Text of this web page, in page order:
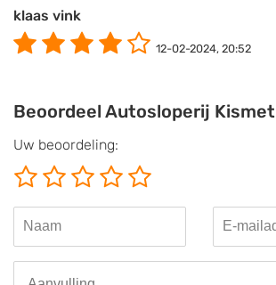
klaas vink
12-02-2024, 20:52
Beoordeel Autosloperij Kismet
Uw beoordeling: